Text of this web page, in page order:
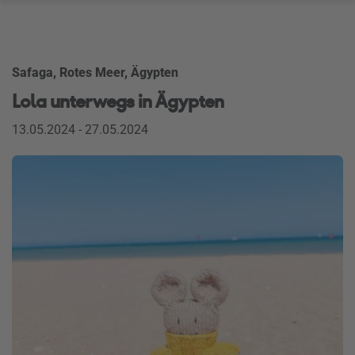
Safaga, Rotes Meer, Ägypten
Lola unterwegs in Ägypten
13.05.2024 - 27.05.2024